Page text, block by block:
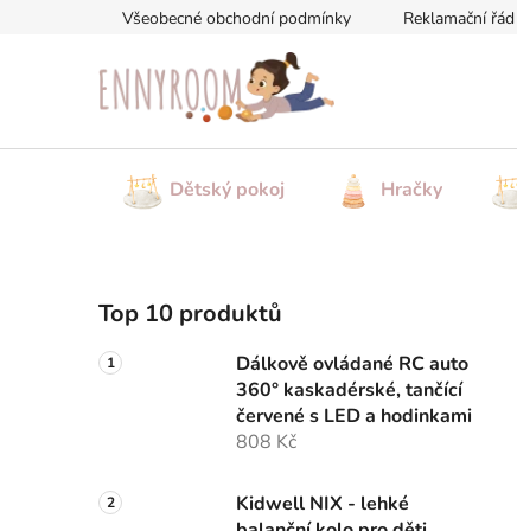
Všeobecné obchodní podmínky Reklamační řád
Dětský pokoj Hračky
o
s
t
n
Top 10 produktů
Dálkově ovládané RC auto
360° kaskadérské, tančící
červené s LED a hodinkami
808 Kč
Kidwell NIX - lehké